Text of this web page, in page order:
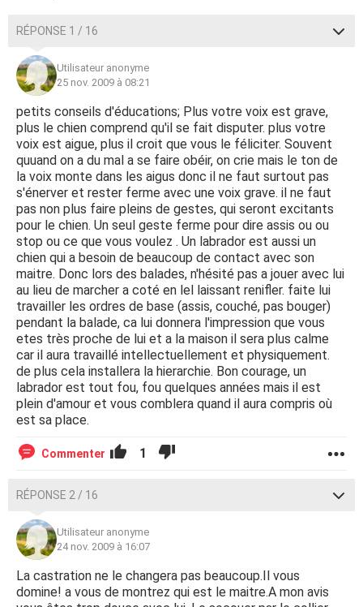
RÉPONSE 1 / 16
Utilisateur anonyme
25 nov. 2009 à 08:21
petits conseils d'éducations; Plus votre voix est grave,
plus le chien comprend qu'il se fait disputer. plus votre
voix est aigue, plus il croit que vous le féliciter. Souvent
quuand on a du mal a se faire obéir, on crie mais le ton de
la voix monte dans les aigus donc il ne faut surtout pas
s'énerver et rester ferme avec une voix grave. il ne faut
pas non plus faire pleins de gestes, qui seront excitants
pour le chien. Un seul geste ferme pour dire assis ou ou
stop ou ce que vous voulez . Un labrador est aussi un
chien qui a besoin de beaucoup de contact avec son
maitre. Donc lors des balades, n'hésité pas a jouer avec lui
au lieu de marcher a coté en lel laissant renifler. faite lui
travailler les ordres de base (assis, couché, pas bouger)
pendant la balade, ca lui donnera l'impression que vous
etes très proche de lui et a la maison il sera plus calme
car il aura travaillé intellectuellement et physiquement.
de plus cela installera la hierarchie. Bon courage, un
labrador est tout fou, fou quelques années mais il est
plein d'amour et vous comblera quand il aura compris où
est sa place.
Commenter 1
RÉPONSE 2 / 16
Utilisateur anonyme
24 nov. 2009 à 16:07
La castration ne le changera pas beaucoup.Il vous
domine! a vous de montrez qui est le maitre.A mon avis